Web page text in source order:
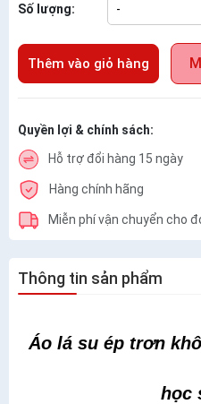
Số lượng: -
Thêm vào giỏ hàng
Quyền lợi & chính sách:
Hỗ trợ đổi hàng 15 ngày
Hàng chính hãng
Miễn phí vận chuyển cho
Thông tin sản phẩm
Áo lá su ép trơn
học